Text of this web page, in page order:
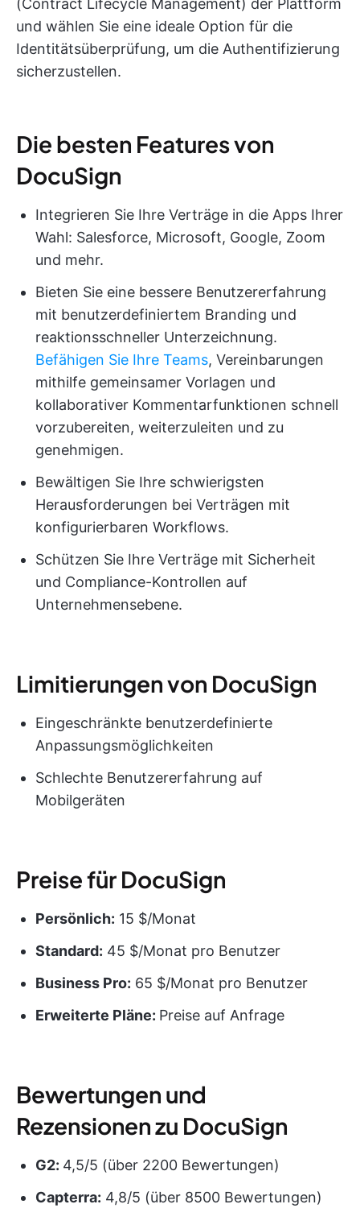
und wählen Sie eine ideale Option für die
Identitätsüberprüfung, um die Authentifizierung
sicherzustellen.
Die besten Features von
DocuSign
Integrieren Sie Ihre Verträge in die Apps Ihrer
Wahl: Salesforce, Microsoft, Google, Zoom
und mehr.
Bieten Sie eine bessere Benutzererfahrung
mit benutzerdefiniertem Branding und
reaktionsschneller Unterzeichnung.
Befähigen Sie Ihre Teams, Vereinbarungen
mithilfe gemeinsamer Vorlagen und
kollaborativer Kommentarfunktionen schnell
vorzubereiten, weiterzuleiten und zu
genehmigen.
Bewältigen Sie Ihre schwierigsten
Herausforderungen bei Verträgen mit
konfigurierbaren Workflows.
Schützen Sie Ihre Verträge mit Sicherheit
und Compliance-Kontrollen auf
Unternehmensebene.
Limitierungen von DocuSign
Eingeschränkte benutzerdefinierte
Anpassungsmöglichkeiten
Schlechte Benutzererfahrung auf
Mobilgeräten
Preise für DocuSign
Persönlich: 15 $/Monat
Standard: 45 $/Monat pro Benutzer
Business Pro: 65 $/Monat pro Benutzer
Erweiterte Pläne: Preise auf Anfrage
Bewertungen und
Rezensionen zu DocuSign
G2: 4,5/5 (über 2200 Bewertungen)
Capterra: 4,8/5 (über 8500 Bewertungen)